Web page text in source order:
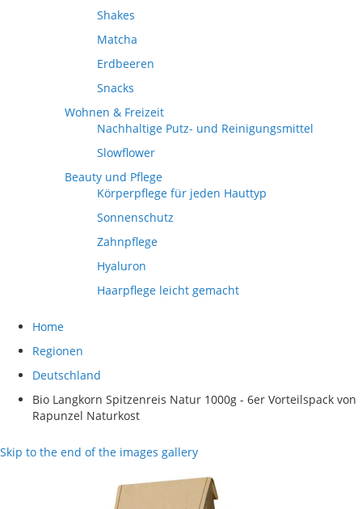
Shakes
Matcha
Erdbeeren
Snacks
Wohnen & Freizeit
Nachhaltige Putz- und Reinigungsmittel
Slowflower
Beauty und Pflege
Körperpflege für jeden Hauttyp
Sonnenschutz
Zahnpflege
Hyaluron
Haarpflege leicht gemacht
Home
Regionen
Deutschland
Bio Langkorn Spitzenreis Natur 1000g - 6er Vorteilspack von
Rapunzel Naturkost
Skip to the end of the images gallery